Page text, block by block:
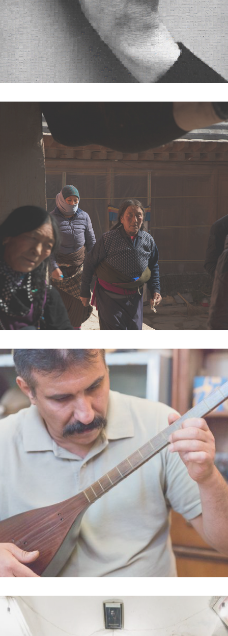
REFLEXIONS SUR LE DATA-MINING
WALKING TOWARDS THE
ENLIGHTENMENT
YARSANS, LES ANGES DE LA
RÉALITÉ